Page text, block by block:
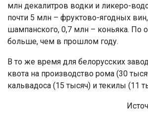
млн декалитров водки и ликеро-
почти 5 млн – фруктово-ягодных
шампанского, 0,7 млн – коньяка. По
больше, чем в прошлом году.
В то же время для белорусских
квота на производство рома (30
кальвадоса (15 тысяч) и текилы (11